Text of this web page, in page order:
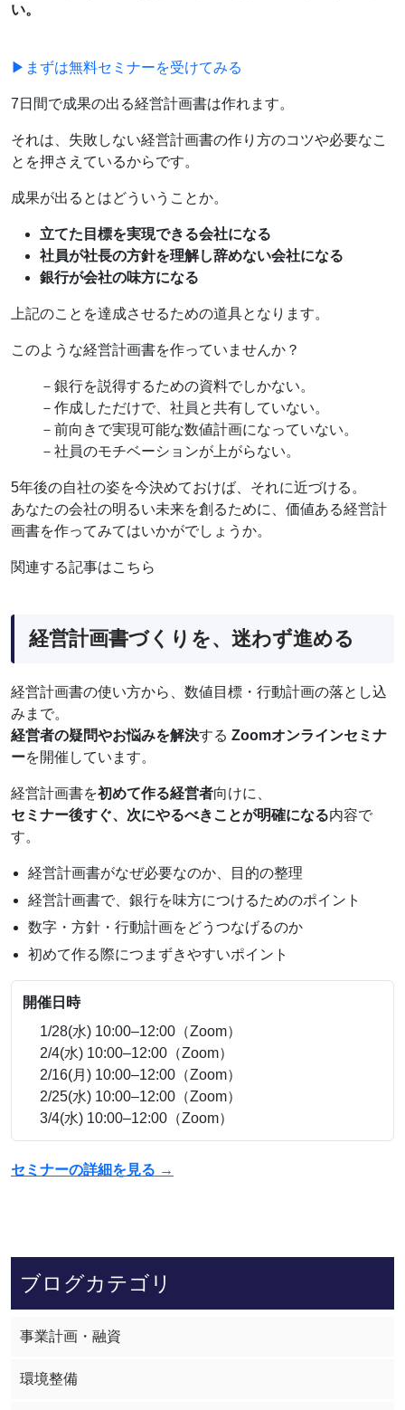
い。
▶まずは無料セミナーを受けてみる
7日間で成果の出る経営計画書は作れます。
それは、失敗しない経営計画書の作り方のコツや必要なこ
とを押さえているからです。
成果が出るとはどういうことか。
立てた目標を実現できる会社になる
社員が社長の方針を理解し辞めない会社になる
銀行が会社の味方になる
上記のことを達成させるための道具となります。
このような経営計画書を作っていませんか？
－銀行を説得するための資料でしかない。
－作成しただけで、社員と共有していない。
－前向きで実現可能な数値計画になっていない。
－社員のモチベーションが上がらない。
5年後の自社の姿を今決めておけば、それに近づける。
あなたの会社の明るい未来を創るために、価値ある経営計
画書を作ってみてはいかがでしょうか。
関連する記事はこちら
経営計画書づくりを、迷わず進める
経営計画書の使い方から、数値目標・行動計画の落とし込
みまで。
経営者の疑問やお悩みを解決する Zoomオンラインセミナ
ーを開催しています。
経営計画書を初めて作る経営者向けに、
セミナー後すぐ、次にやるべきことが明確になる内容で
す。
経営計画書がなぜ必要なのか、目的の整理
経営計画書で、銀行を味方につけるためのポイント
数字・方針・行動計画をどうつなげるのか
初めて作る際につまずきやすいポイント
開催日時
1/28(水) 10:00–12:00（Zoom）
2/4(水) 10:00–12:00（Zoom）
2/16(月) 10:00–12:00（Zoom）
2/25(水) 10:00–12:00（Zoom）
3/4(水) 10:00–12:00（Zoom）
セミナーの詳細を見る →
ブログカテゴリ
事業計画・融資
環境整備